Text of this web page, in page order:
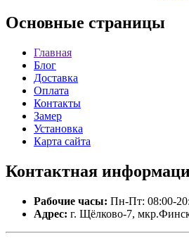
Основные страницы
Главная
Блог
Доставка
Оплата
Контакты
Замер
Установка
Карта сайта
Контактная
Рабочие часы: Пн-Пт: 08:00-
Адрес: г. Щёлково-7,